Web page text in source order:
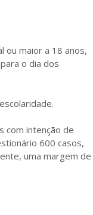
ou maior a 18 anos,
o dia dos
com intenção de
600 casos,
uma margem de